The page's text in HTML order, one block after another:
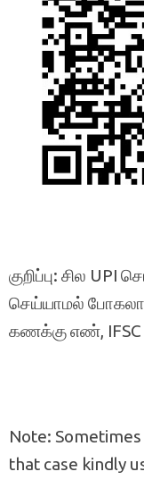
குறிப்பு: சில
செய்யாமல்
கணக்கு எண், IFSC
Note:
that case kindly